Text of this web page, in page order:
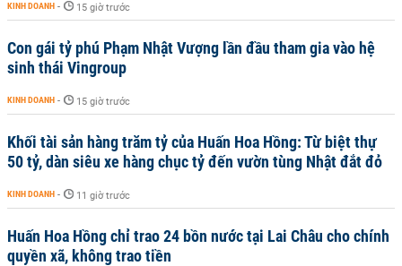
KINH DOANH - 15 giờ trước
Con gái tỷ phú Phạm Nhật Vượng lần đầu tham gia vào hệ
sinh thái Vingroup
KINH DOANH - 15 giờ trước
Khối tài sản hàng trăm tỷ của Huấn Hoa Hồng: Từ biệt thự
50 tỷ, dàn siêu xe hàng chục tỷ đến vườn tùng Nhật đắt đỏ
KINH DOANH - 11 giờ trước
Huấn Hoa Hồng chỉ trao 24 bồn nước tại Lai Châu cho chính
quyền xã, không trao tiền